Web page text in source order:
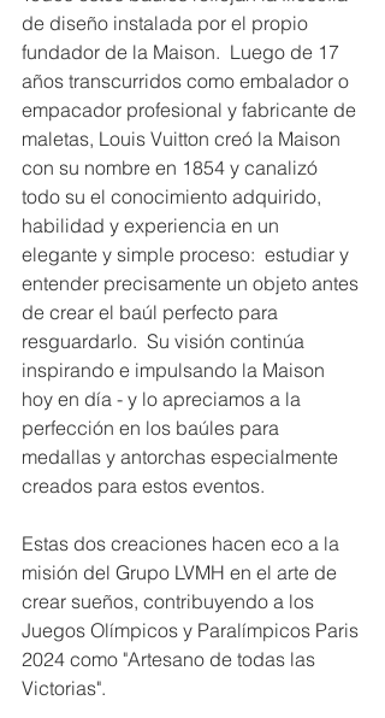
de diseño instalada por el propio
fundador de la Maison.  Luego de 17
años transcurridos como embalador o
empacador profesional y fabricante de
maletas, Louis Vuitton creó la Maison
con su nombre en 1854 y canalizó
todo su el conocimiento adquirido,
habilidad y experiencia en un
elegante y simple proceso:  estudiar y
entender precisamente un objeto antes
de crear el baúl perfecto para
resguardarlo.  Su visión continúa
inspirando e impulsando la Maison
hoy en día - y lo apreciamos a la
perfección en los baúles para
medallas y antorchas especialmente
creados para estos eventos.
Estas dos creaciones hacen eco a la
misión del Grupo LVMH en el arte de
crear sueños, contribuyendo a los
Juegos Olímpicos y Paralímpicos Paris
2024 como "Artesano de todas las
Victorias".